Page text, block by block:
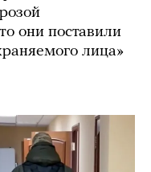
они поставили
лица»